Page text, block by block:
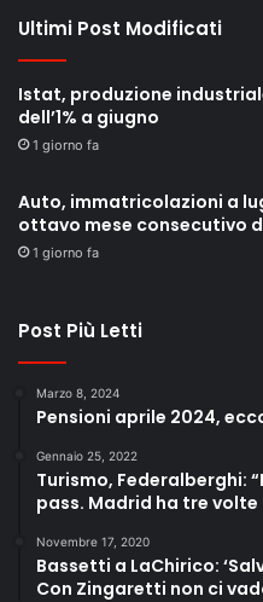
Ultimi Post Modificati
Istat, produzione
dell’1% a giugno
1 giorno fa
Auto, immatricolazioni a
ottavo mese consecutivo
1 giorno fa
Post Più Letti
Marzo 8, 2024
Pensioni aprile 2024,
Gennaio 25, 2022
Turismo, Federalberghi:
pass. Madrid ha tre
Novembre 17, 2020
Bassetti a LaChirico:
Con Zingaretti non ci